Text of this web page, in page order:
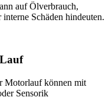
auf Ölverbrauch,
Schäden hindeuten.
Motorlauf können mit
Sensorik